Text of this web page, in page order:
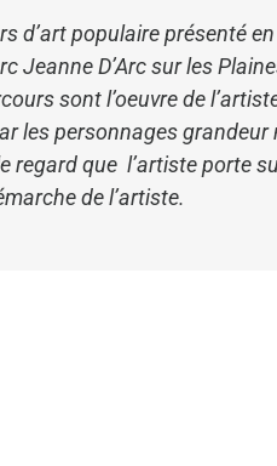
d’art populaire présenté
Jeanne D’Arc sur les
sont l’oeuvre de
les personnages
regard que l’artiste porte
de l’artiste.